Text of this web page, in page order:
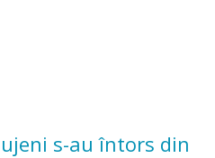
s-au întors din